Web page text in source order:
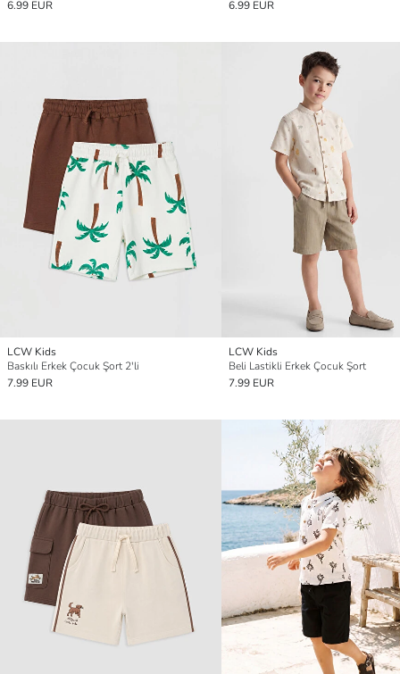
6.99 EUR 6.99 EUR
LCW Kids
Baskılı Erkek Çocuk Şort 2'li
7.99 EUR
LCW Kids
Beli Lastikli Erkek Çocuk Şort
7.99 EUR